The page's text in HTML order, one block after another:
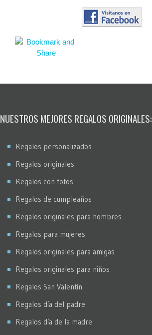
NUESTROS MEJORES REGALOS ORIGINALES:
Regalos personalizados
Regalos originales
Regalos con fotos
Regalos de cumpleaños
Regalos originales para hombres
Regalos para mujeres
Regalos originales para amigas
Regalos originales para niños
Regalos San Valentín
Regalos día del padre
Regalos día de la madre